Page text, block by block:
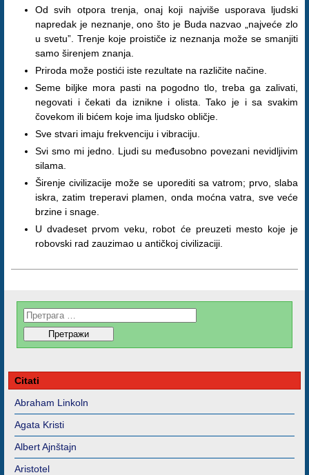
Od svih otpora trenja, onaj koji najviše usporava ljudski
napredak je neznanje, ono što je Buda nazvao „najveće zlo
u svetu”. Trenje koje proističe iz neznanja može se smanjiti
samo širenjem znanja.
Priroda može postići iste rezultate na različite načine.
Seme biljke mora pasti na pogodno tlo, treba ga zalivati,
negovati i čekati da iznikne i olista. Tako je i sa svakim
čovekom ili bićem koje ima ljudsko obličje.
Sve stvari imaju frekvenciju i vibraciju.
Svi smo mi jedno. Ljudi su međusobno povezani nevidljivim
silama.
Širenje civilizacije može se uporediti sa vatrom; prvo, slaba
iskra, zatim treperavi plamen, onda moćna vatra, sve veće
brzine i snage.
U dvadeset prvom veku, robot će preuzeti mesto koje je
robovski rad zauzimao u antičkoj civilizaciji.
Citati
Abraham Linkoln
Agata Kristi
Albert Ajnštajn
Aristotel